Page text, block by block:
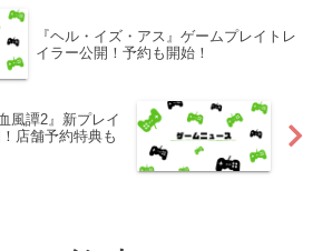
『ヘル・イズ・アス』ゲームプレイトレ
イラー公開！予約も開始！
風譚2』新プレイ
店舗予約特典も